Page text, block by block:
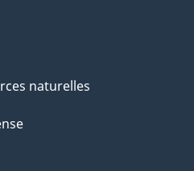
naturelles